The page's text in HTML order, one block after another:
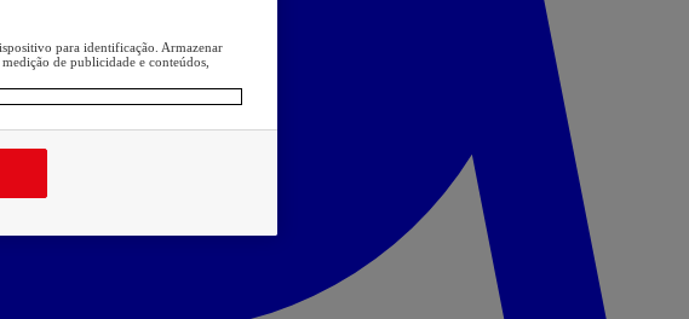
para identificação. Armazenar
de publicidade e conteúdos,